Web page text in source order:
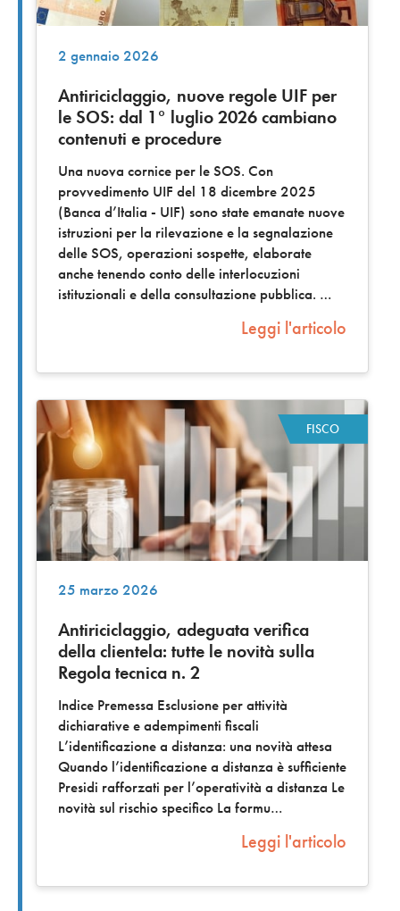
2 gennaio 2026
Antiriciclaggio, nuove regole UIF per
le SOS: dal 1° luglio 2026 cambiano
contenuti e procedure
Una nuova cornice per le SOS. Con
provvedimento UIF del 18 dicembre 2025
(Banca d’Italia - UIF) sono state emanate nuove
istruzioni per la rilevazione e la segnalazione
delle SOS, operazioni sospette, elaborate
anche tenendo conto delle interlocuzioni
istituzionali e della consultazione pubblica.
Leggi l'articolo
FISCO
25 marzo 2026
Antiriciclaggio, adeguata verifica
della clientela: tutte le novità sulla
Regola tecnica n. 2
Indice Premessa Esclusione per attività
dichiarative e adempimenti fiscali
L’identificazione a distanza: una novità attesa
Quando l’identificazione a distanza è sufficiente
Presidi rafforzati per l’operatività a distanza Le
novità sul rischio specifico La formu
Leggi l'articolo